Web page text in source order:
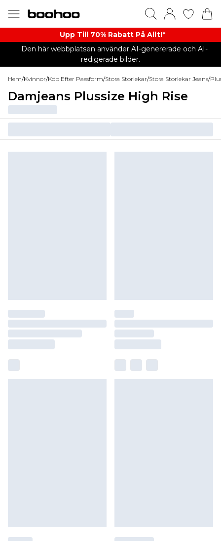
Upp Till 70% Rabatt På Allt!*
Den här webbplatsen använder AI-genererade och AI-
redigerade bilder.
Hem/Kvinnor/Köp Efter Passform/Stora Storlekar/Stora Storlekar Jeans/
Damjeans Plussize High Rise